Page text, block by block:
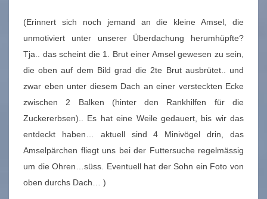
(Erinnert sich noch jemand an die kleine Amsel, die
unmotiviert unter unserer Überdachung herumhüpfte?
Tja.. das scheint die 1. Brut einer Amsel gewesen zu sein,
die oben auf dem Bild grad die 2te Brut ausbrütet.. und
zwar eben unter diesem Dach an einer versteckten Ecke
zwischen 2 Balken (hinter den Rankhilfen für die
Zuckererbsen).. Es hat eine Weile gedauert, bis wir das
entdeckt haben… aktuell sind 4 Minivögel drin, das
Amselpärchen fliegt uns bei der Futtersuche regelmässig
um die Ohren…süss. Eventuell hat der Sohn ein Foto von
oben durchs Dach… )